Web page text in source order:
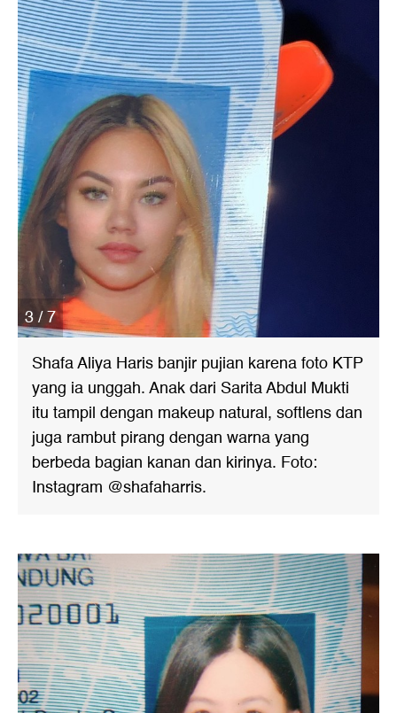
3 / 7
Shafa Aliya Haris banjir pujian karena foto KTP
yang ia unggah. Anak dari Sarita Abdul Mukti
itu tampil dengan makeup natural, softlens dan
juga rambut pirang dengan warna yang
berbeda bagian kanan dan kirinya. Foto:
Instagram @shafaharris.